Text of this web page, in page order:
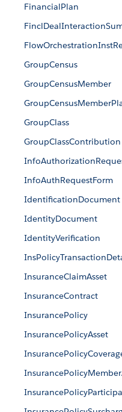
FinancialPlan
GroupCensus
GroupCensusMember
GroupClass
GroupClassContribution
InfoAuthRequestForm
IdentificationDocument
IdentityDocument
IdentityVerification
InsuranceClaimAsset
InsuranceContract
InsurancePolicy
InsurancePolicyAsset